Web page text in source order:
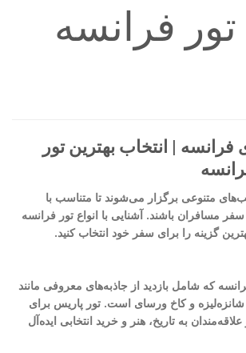
تور فرانسه
فرانسه | انتخاب بهترین تور
متنوعی برگزار می‌شوند تا متناسب با
مسافران باشند. آشنایی با انواع تور فرانسه
گزینه را برای سفر خود انتخاب کنید.
که شامل بازدید از جاذبه‌های معروفی مانند
شانزه‌لیزه و کاخ ورسای است. تور پاریس برای
به تاریخ، هنر و خرید انتخابی ایده‌آل